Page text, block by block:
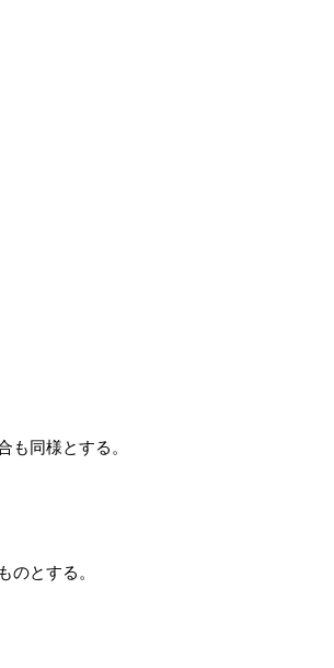
も同様とする。
のとする。